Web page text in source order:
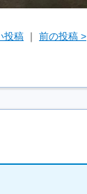
投稿 ｜ 前の投稿 >